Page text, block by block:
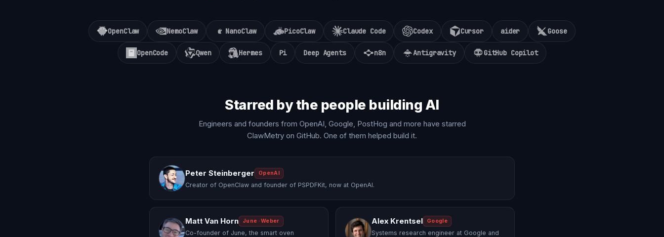
OpenClaw NemoClaw NanoClaw PicoClaw Claude Code Codex Cursor aider Goose
OpenCode Qwen Hermes Pi Deep Agents n8n Antigravity GitHub Copilot
Starred by the people building AI
Engineers and founders from OpenAI, Google, PostHog and more have starred
ClawMetry on GitHub. One of them helped build it.
Peter Steinberger OpenAI
Creator of OpenClaw and founder of PSPDFKit, now at OpenAI.
Matt Van Horn June · Weber
Co-founder of June, the smart oven
Alex Krentsel Google
Systems research engineer at Google and